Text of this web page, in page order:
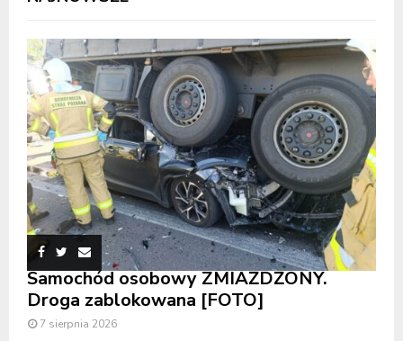
Samochód osobowy ZMIAŻDŻONY.
Droga zablokowana [FOTO]
7 sierpnia 2026